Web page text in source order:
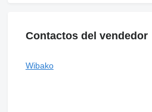
Contactos del vendedor
Wibako